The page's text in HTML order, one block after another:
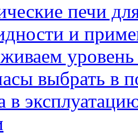
печи
и
уровень
выбрать в
в